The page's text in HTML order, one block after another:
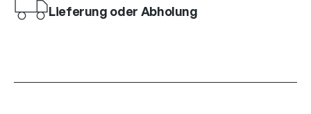
Lieferung oder Abholung